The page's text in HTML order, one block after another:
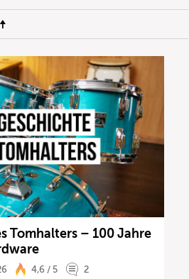
Tomhalters – 100 Jahre
4,6 / 5 2